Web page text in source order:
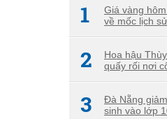
1
Giá vàng
về mốc lịch
2
Hoa hậu
quấy rối nơi
3
Đà Nẵng
sinh vào lớp